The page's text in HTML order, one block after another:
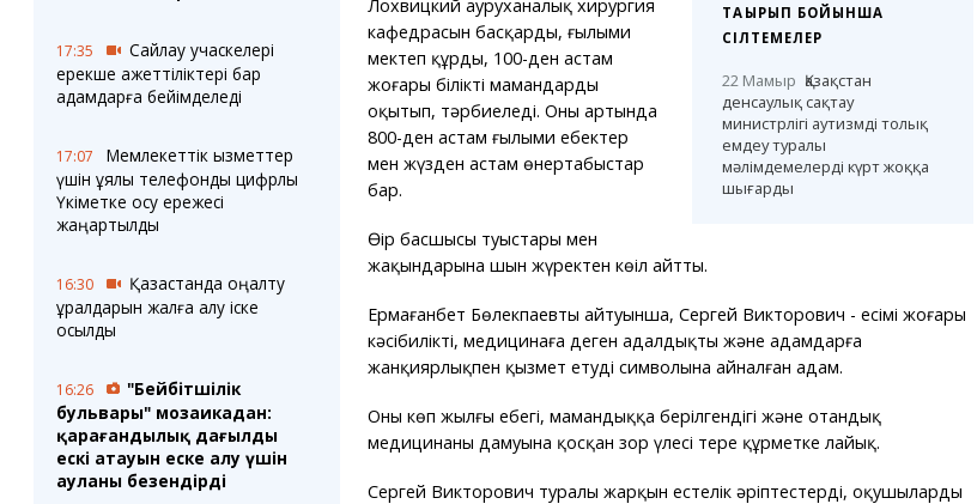
17:35
Сайлау учаскелері
ерекше қажеттіліктері бар
адамдарға бейімделеді
17:07
Мемлекеттік қызметтер
үшін ұялы телефонды цифрлық
Үкіметке қосу ережесі
жаңартылды
16:30
Қазақстанда оңалту
құралдарын жалға алу іске
қосылды
16:26
"Бейбітшілік
бульвары" мозаикадан:
қарағандылық даңғылдың
ескі атауын еске алу үшін
ауланы безендірді
ТАҚЫРЫП БОЙЫНША
СІЛТЕМЕЛЕР
22 Мамыр Қазақстан
денсаулық сақтау
министрлігі аутизмді толық
емдеу туралы
мәлімдемелерді күрт жоққа
шығарды
Лохвицкий ауруханалық хирургия
кафедрасын басқарды, ғылыми
мектеп құрды, 100-ден астам
жоғары білікті мамандарды
оқытып, тәрбиеледі. Оның артында
800-ден астам ғылыми еңбектер
мен жүзден астам өнертабыстар
бар.
Өңір басшысы туыстары мен
жақындарына шын жүректен көңіл айтты.
Ермағанбет Бөлекпаевтың айтуынша, Сергей Викторович - есімі жоғары
кәсібиліктің, медицинаға деген адалдықтың және адамдарға
жанқиярлықпен қызмет етудің символына айналған адам.
Оның көп жылғы еңбегі, мамандыққа берілгендігі және отандық
медицинаның дамуына қосқан зор үлесі терең құрметке лайық.
Сергей Викторович туралы жарқын естелік әріптестердің, оқушылардың